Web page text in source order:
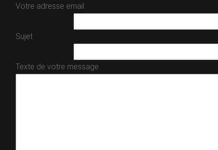
Votre adresse email
Sujet
Texte de votre message